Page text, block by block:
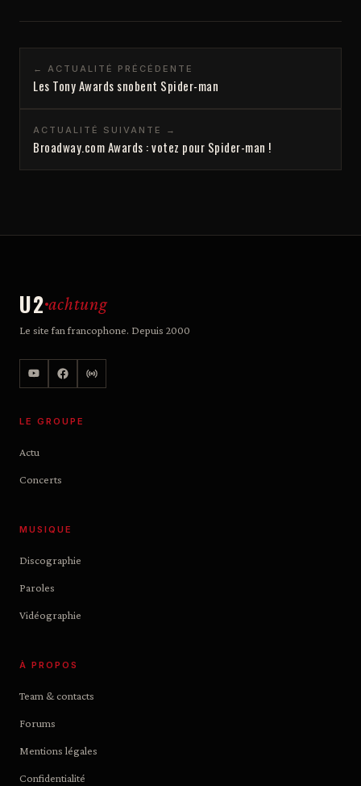
← ACTUALITÉ PRÉCÉDENTE
Les Tony Awards snobent Spider-man
ACTUALITÉ SUIVANTE →
Broadway.com Awards : votez pour Spider-man !
U2 achtung
Le site fan francophone. Depuis 2000
LE GROUPE
Actu
Concerts
MUSIQUE
Discographie
Paroles
Vidéographie
À PROPOS
Team & contacts
Forums
Mentions légales
Confidentialité